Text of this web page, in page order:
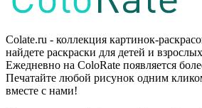
Colate.ru - коллекция картинок-
найдете раскраски для детей и
Ежедневно на ColoRate появляется
Печатайте любой рисунок одним
вместе с нами!